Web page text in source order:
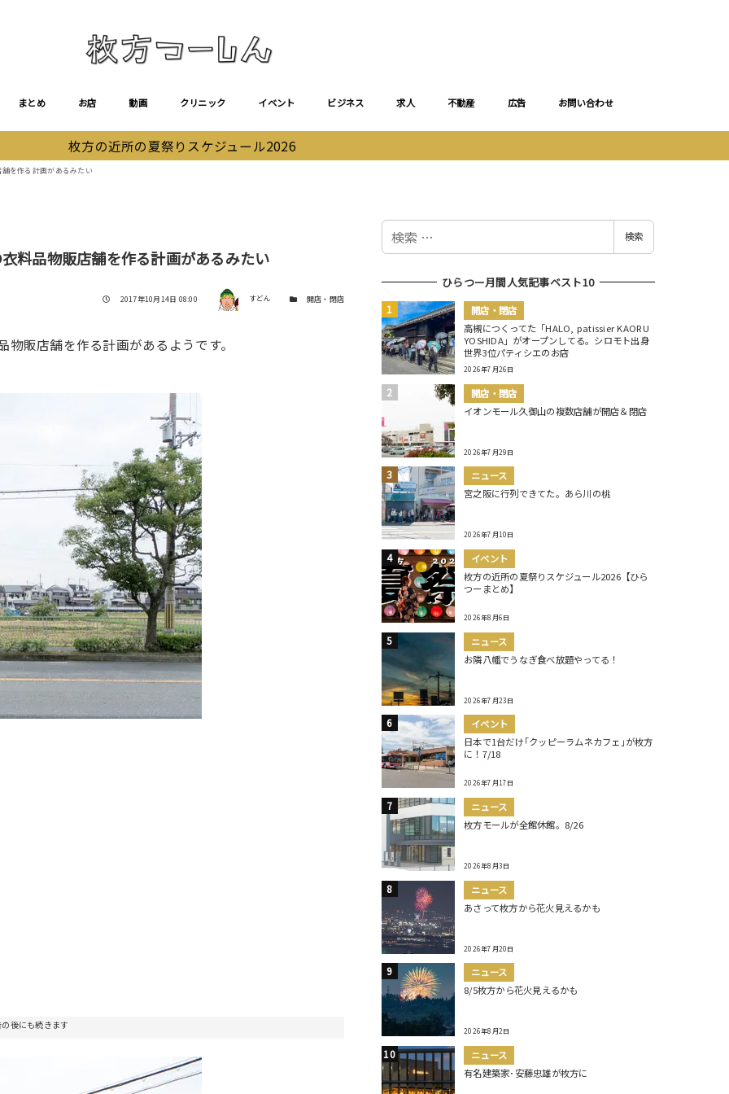
まとめ お店 動画 クリニック イベント ビジネス 求人 不動産 広告 お問い合わせ
枚方の近所の夏祭りスケジュール2026
を作る計画があるみたい
料品物販店舗を作る計画があるみたい
投稿日
2017年10月14日 08:00 著者 すどん カテゴリー開店・閉店
販店舗を作る計画があるようです。
後にも続きます
検
検索
ひらつー月間人気記事ベスト10
開店・閉店
高槻につくってた「HALO, patissier KAORU
YOSHIDA」がオープンしてる。シロモト出身
世界3位パティシエのお店
2026年7月26日
開店・閉店
イオンモール久御山の複数店舗が開店＆閉店
2026年7月29日
ニュース
宮之阪に行列できてた。あら川の桃
2026年7月10日
イベント
枚方の近所の夏祭りスケジュール2026【ひら
つーまとめ】
2026年8月6日
ニュース
お隣八幡でうなぎ食べ放題やってる！
2026年7月23日
イベント
日本で1台だけ｢クッピーラムネカフェ｣が枚方
に！7/18
2026年7月17日
ニュース
枚方モールが全館休館。8/26
2026年8月3日
ニュース
あさって枚方から花火見えるかも
2026年7月20日
ニュース
8/5枚方から花火見えるかも
2026年8月2日
ニュース
有名建築家･安藤忠雄が枚方に